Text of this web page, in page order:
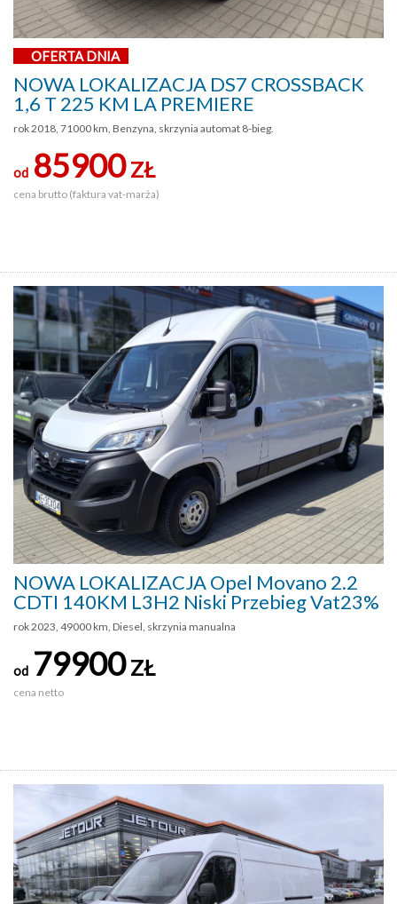
OFERTA DNIA
NOWA LOKALIZACJA DS7 CROSSBACK
1,6 T 225 KM LA PREMIERE
rok 2018, 71000 km, Benzyna, skrzynia automat 8-bieg.
od 85900ZŁ
cena brutto (faktura vat-marża)
NOWA LOKALIZACJA Opel Movano 2.2
CDTI 140KM L3H2 Niski Przebieg Vat23%
rok 2023, 49000 km, Diesel, skrzynia manualna
od 79900ZŁ
cena netto